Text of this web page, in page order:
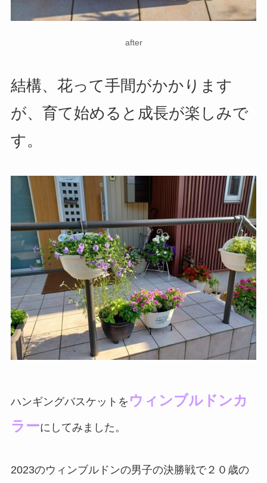
after
結構、花って手間がかかります
が、育て始めると成長が楽しみで
す。
ハンギングバスケットを ウィンブルドンカ
ラーにしてみました。
2023のウィンブルドンの男子の決勝戦で２０歳の